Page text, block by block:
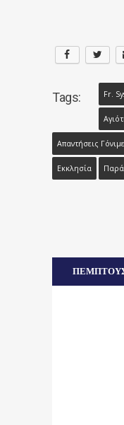
Tags: Fr.
Απαντήσεις
Εκκλησία